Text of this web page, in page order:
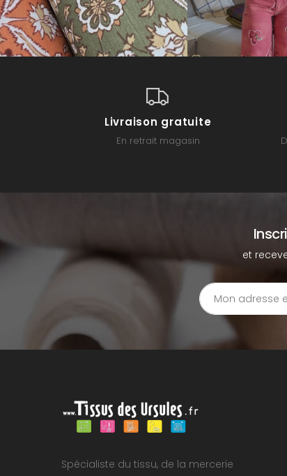
Livraison gratuite
En retrait magasin
et
Spécialiste du tissu, de la mercerie